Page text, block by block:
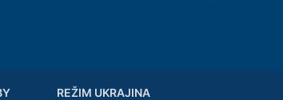
REŽIM UKRAJINA